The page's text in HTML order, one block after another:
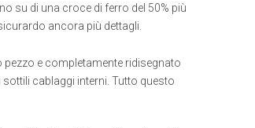
su di una croce di ferro del 50% più
ancora più dettagli.
e completamente ridisegnato
cablaggi interni. Tutto questo